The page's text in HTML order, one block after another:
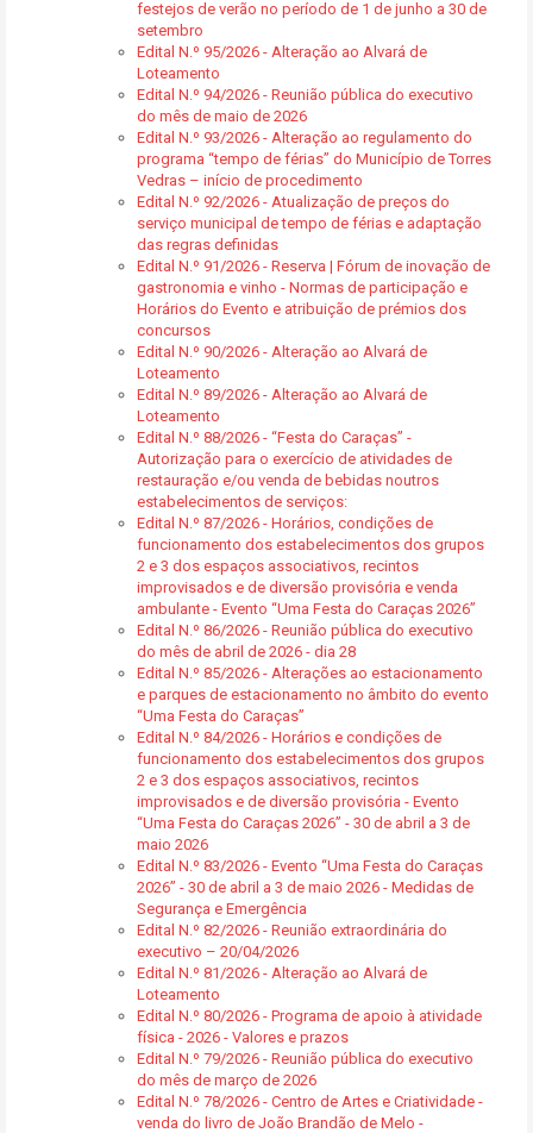
festejos de verão no período de 1 de junho a 30 de
setembro
Edital N.º 95/2026 - Alteração ao Alvará de
Loteamento
Edital N.º 94/2026 - Reunião pública do executivo
do mês de maio de 2026
Edital N.º 93/2026 - Alteração ao regulamento do
programa “tempo de férias” do Município de Torres
Vedras – início de procedimento
Edital N.º 92/2026 - Atualização de preços do
serviço municipal de tempo de férias e adaptação
das regras definidas
Edital N.º 91/2026 - Reserva | Fórum de inovação de
gastronomia e vinho - Normas de participação e
Horários do Evento e atribuição de prémios dos
concursos
Edital N.º 90/2026 - Alteração ao Alvará de
Loteamento
Edital N.º 89/2026 - Alteração ao Alvará de
Loteamento
Edital N.º 88/2026 - “Festa do Caraças” -
Autorização para o exercício de atividades de
restauração e/ou venda de bebidas noutros
estabelecimentos de serviços:
Edital N.º 87/2026 - Horários, condições de
funcionamento dos estabelecimentos dos grupos
2 e 3 dos espaços associativos, recintos
improvisados e de diversão provisória e venda
ambulante - Evento “Uma Festa do Caraças 2026”
Edital N.º 86/2026 - Reunião pública do executivo
do mês de abril de 2026 - dia 28
Edital N.º 85/2026 - Alterações ao estacionamento
e parques de estacionamento no âmbito do evento
“Uma Festa do Caraças”
Edital N.º 84/2026 - Horários e condições de
funcionamento dos estabelecimentos dos grupos
2 e 3 dos espaços associativos, recintos
improvisados e de diversão provisória - Evento
“Uma Festa do Caraças 2026” - 30 de abril a 3 de
maio 2026
Edital N.º 83/2026 - Evento “Uma Festa do Caraças
2026” - 30 de abril a 3 de maio 2026 - Medidas de
Segurança e Emergência
Edital N.º 82/2026 - Reunião extraordinária do
executivo – 20/04/2026
Edital N.º 81/2026 - Alteração ao Alvará de
Loteamento
Edital N.º 80/2026 - Programa de apoio à atividade
física - 2026 - Valores e prazos
Edital N.º 79/2026 - Reunião pública do executivo
do mês de março de 2026
Edital N.º 78/2026 - Centro de Artes e Criatividade -
venda do livro de João Brandão de Melo -